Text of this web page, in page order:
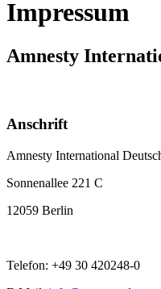
Impressum
Amnesty
Anschrift
Amnesty International
Sonnenallee 221 C
12059 Berlin
Telefon: +49 30 420248-0